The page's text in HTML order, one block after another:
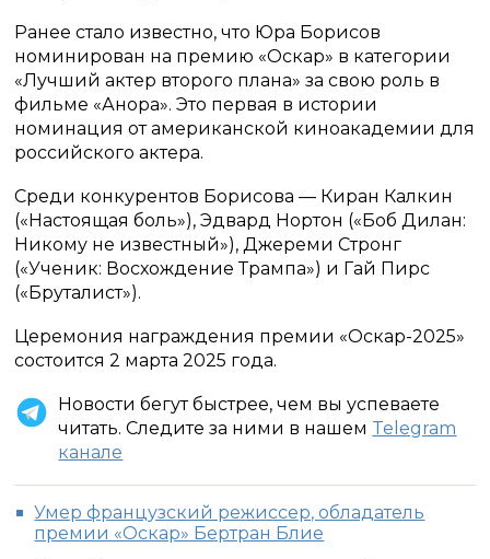
Ранее стало известно, что Юра Борисов
номинирован на премию «Оскар» в категории
«Лучший актер второго плана» за свою роль в
фильме «Анора». Это первая в истории
номинация от американской киноакадемии для
российского актера.
Среди конкурентов Борисова — Киран Калкин
(«Настоящая боль»), Эдвард Нортон («Боб Дилан:
Никому не известный»), Джереми Стронг
(«Ученик: Восхождение Трампа») и Гай Пирс
(«Бруталист»).
Церемония награждения премии «Оскар-2025»
состоится 2 марта 2025 года.
Новости бегут быстрее, чем вы успеваете
читать. Следите за ними в нашем Telegram
канале
Умер французский режиссер, обладатель
премии «Оскар» Бертран Блие